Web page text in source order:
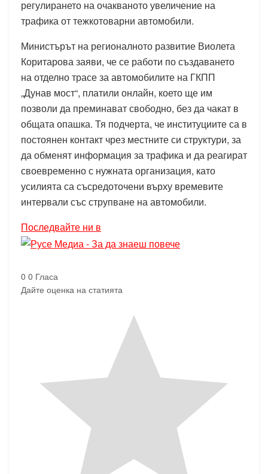
регулирането на очакваното увеличение на
трафика от тежкотоварни автомобили.
Министърът на регионалното развитие Виолета
Коритарова заяви, че се работи по създаването
на отделно трасе за автомобилите на ГКПП
„Дунав мост“, платили онлайн, което ще им
позволи да преминават свободно, без да чакат в
общата опашка. Тя подчерта, че институциите са в
постоянен контакт чрез местните си структури, за
да обменят информация за трафика и да реагират
своевременно с нужната организация, като
усилията са съсредоточени върху времевите
интервали със струпване на автомобили.
Последвайте ни в
0 0 Гласа
Дайте оценка на статията